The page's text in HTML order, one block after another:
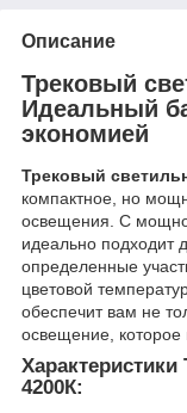
Описание
Трековый
Идеальный
экономией
Трековый
компактное, но
освещения. С
идеально подходит
определенные
цветовой
обеспечит вам не
освещение, которое
Характеристики
4200К: